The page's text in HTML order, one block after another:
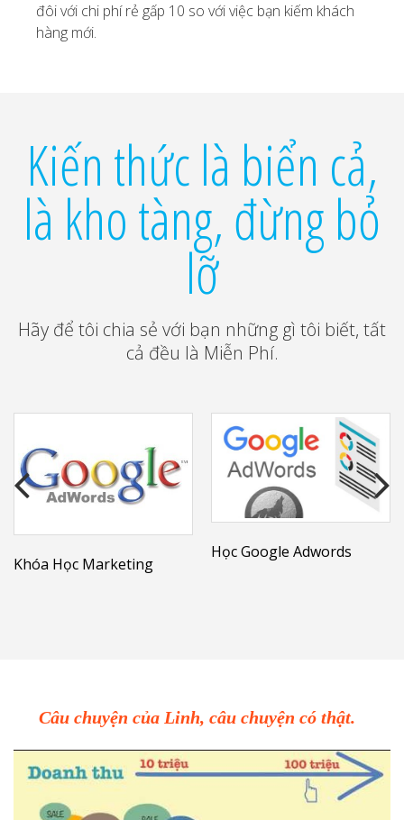
đôi với chi phí rẻ gấp 10 so với việc bạn kiếm khách
hàng mới.
Kiến thức là biển cả,
là kho tàng, đừng bỏ
lỡ
Hãy để tôi chia sẻ với bạn những gì tôi biết, tất
cả đều là Miễn Phí.
Khóa Học Marketing
Học Google Adwords
Câu chuyện của Linh, câu chuyện có thật.